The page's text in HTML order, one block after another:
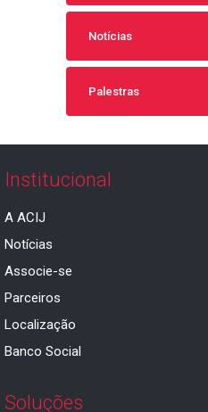
Notícias
Palestras
Institucional
A ACIJ
Notícias
Associe-se
Parceiros
Localização
Banco Social
Soluções